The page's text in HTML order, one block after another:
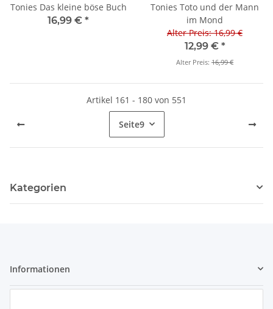
Tonies Das kleine böse Buch
16,99 € *
Tonies Toto und der Mann
im Mond
Alter Preis: 16,99 €
12,99 € *
Alter Preis: 16,99 €
Artikel 161 - 180 von 551
Seite9
Kategorien
Informationen